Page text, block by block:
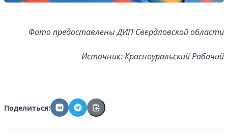
Фото предоставлены ДИП Свердловской области
Источник: Красноуральский Рабочий
Поделиться: